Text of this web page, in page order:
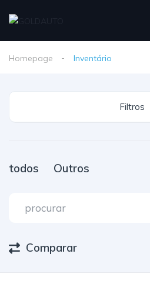
Homepage Inventário
Filtros
todos Outros
Comparar